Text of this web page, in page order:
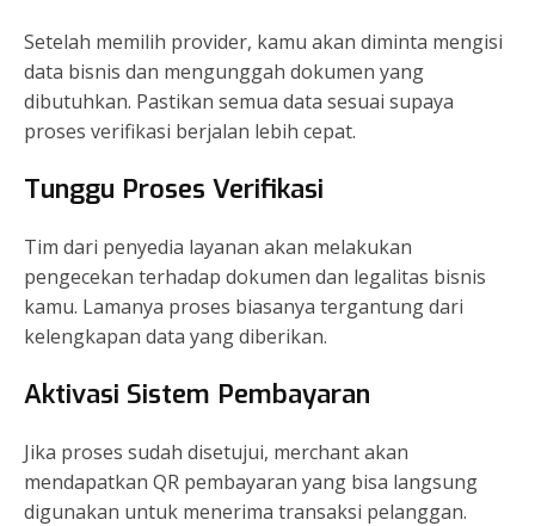
Setelah memilih provider, kamu akan diminta mengisi
data bisnis dan mengunggah dokumen yang
dibutuhkan. Pastikan semua data sesuai supaya
proses verifikasi berjalan lebih cepat.
Tunggu Proses Verifikasi
Tim dari penyedia layanan akan melakukan
pengecekan terhadap dokumen dan legalitas bisnis
kamu. Lamanya proses biasanya tergantung dari
kelengkapan data yang diberikan.
Aktivasi Sistem Pembayaran
Jika proses sudah disetujui, merchant akan
mendapatkan QR pembayaran yang bisa langsung
digunakan untuk menerima transaksi pelanggan.